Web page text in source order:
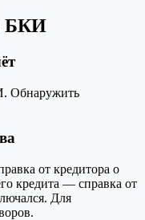
БКИ
Обнаружить
от кредитора о
кредита — справка от
Для